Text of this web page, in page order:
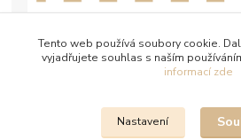
Tento web používá soubory cookie.
vyjadřujete souhlas s naším
informací zde
Nastavení